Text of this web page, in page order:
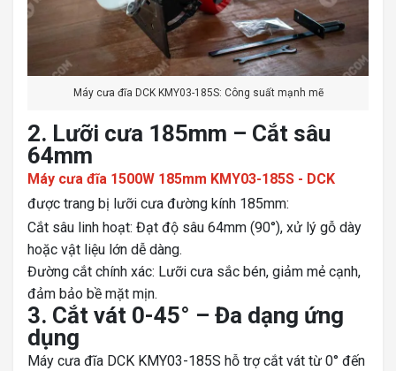
Máy cưa đĩa DCK KMY03-185S: Công suất mạnh mẽ
2. Lưỡi cưa 185mm – Cắt sâu
64mm
Máy cưa đĩa 1500W 185mm KMY03-185S - DCK
được trang bị lưỡi cưa đường kính 185mm:
Cắt sâu linh hoạt: Đạt độ sâu 64mm (90°), xử lý gỗ dày
hoặc vật liệu lớn dễ dàng.
Đường cắt chính xác: Lưỡi cưa sắc bén, giảm mẻ cạnh,
đảm bảo bề mặt mịn.
3. Cắt vát 0-45° – Đa dạng ứng
dụng
Máy cưa đĩa DCK KMY03-185S hỗ trợ cắt vát từ 0° đến